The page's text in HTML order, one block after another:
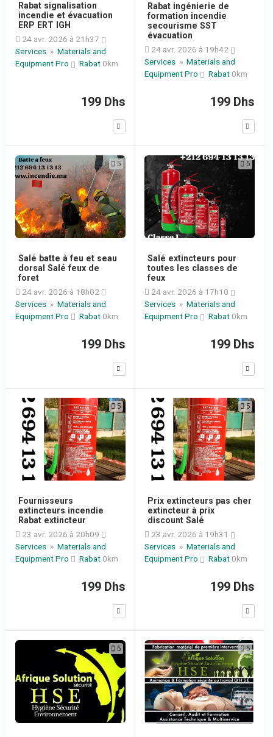
Rabat signalisation
incendie et évacuation
ERP ERT IGH
24 avr. 2026 à 21h37
Services » Materials and
Equipment Pro
Rabat 0km
199 Dhs
Rabat ingénierie de
formation incendie
secourisme SST
évacuation
24 avr. 2026 à 19h42
Services » Materials and
Equipment Pro
Rabat 0km
199 Dhs
5
Salé batte à feu et seau
dorsal Salé feux de
foret
24 avr. 2026 à 18h02
Services » Materials and
Equipment Pro
Rabat 0km
199 Dhs
5
Salé extincteurs pour
toutes les classes de
feux
24 avr. 2026 à 17h10
Services » Materials and
Equipment Pro
Rabat 0km
199 Dhs
5
Fournisseurs
extincteurs incendie
Rabat extincteur
23 avr. 2026 à 20h09
Services » Materials and
Equipment Pro
Rabat 0km
199 Dhs
5
Prix extincteurs pas cher
extincteur à prix
discount Salé
23 avr. 2026 à 19h31
Services » Materials and
Equipment Pro
Rabat 0km
199 Dhs
5 5